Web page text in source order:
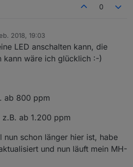
0
2018, 19:03
LED anschalten kann, die
kann wäre ich glücklich :-)
ab 800 ppm
ab 1.200 ppm
nun schon länger hier ist, habe
und nun läuft mein MH-